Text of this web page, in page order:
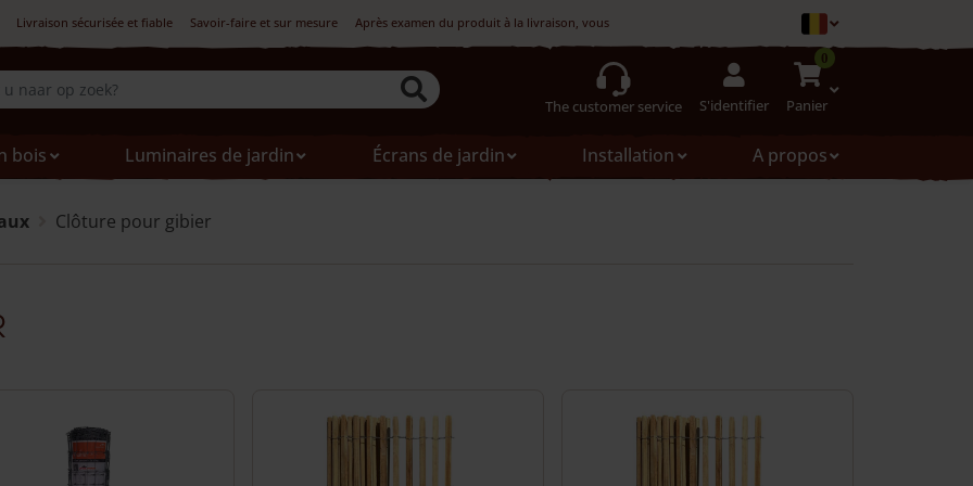
Livraison sécurisée et fiable Savoir-faire et sur mesure Après examen du produit à la livraison, vous pouvez le refuser
The customer service S'identifier
0
Panier
bois
Luminaires de jardin
Écrans de jardin
Installation
A propos
Clôture pour gibier